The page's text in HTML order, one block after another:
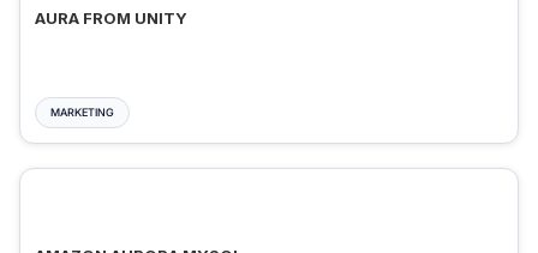
AURA FROM UNITY
MARKETING